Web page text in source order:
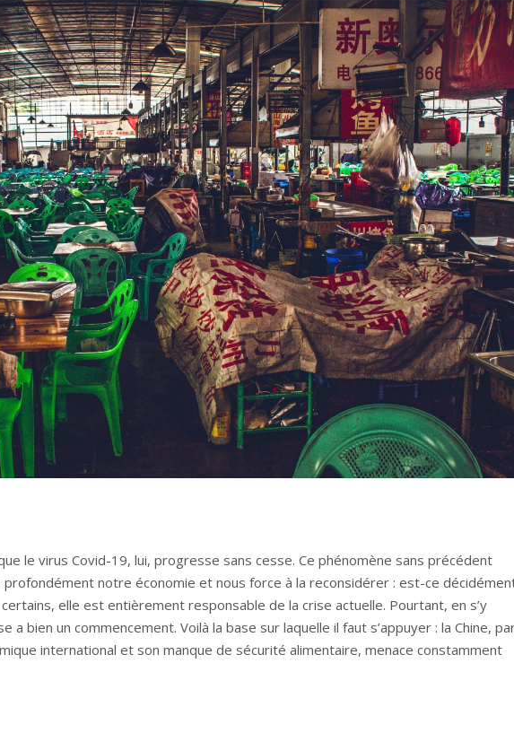
le virus Covid-19, lui, progresse sans cesse. Ce phénomène sans précédent
notre économie et nous force à la reconsidérer : est-ce
elle est entièrement responsable de la crise actuelle. Pourtant, en s’y
a bien un commencement. Voilà la base sur laquelle il faut s’appuyer : la Chine,
international et son manque de sécurité alimentaire, menace constamment